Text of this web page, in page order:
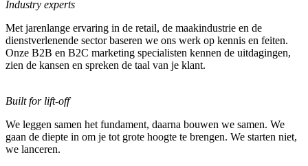
Industry experts
Met jarenlange ervaring in de retail, de maakindustrie en de
dienstverlenende sector baseren we ons werk op kennis en feiten.
Onze B2B en B2C marketing specialisten kennen de uitdagingen,
zien de kansen en spreken de taal van je klant.
Built for lift-off
We leggen samen het fundament, daarna bouwen we samen. We
gaan de diepte in om je tot grote hoogte te brengen. We starten niet,
we lanceren.